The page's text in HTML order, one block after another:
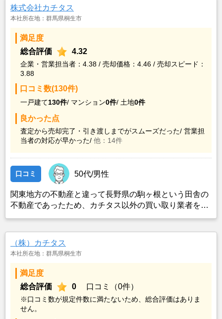
株式会社カチタス
本社所在地：群馬県桐生市
満足度
総合評価
4.32
企業・営業担当者：4.38 / 売却価格：4.46 / 売却スピード：
3.88
口コミ数(130件)
一戸建て130件/ マンション0件/ 土地0件
良かった点
査定から売却完了・引き渡しまでがスムーズだった/ 営業担
当者の対応が早かった/ 他：14件
口コミ 50代/男性
関東地方の不動産と違って長野県の駒ヶ根という田舎の
不動産であったため、カチタス以外の買い取り業者をみ
も空き家の状態で不動産を残しておけないと考えて売却
を決めた。
（株）カチタス
本社所在地：群馬県桐生市
満足度
総合評価
0 口コミ（0件）
※口コミ数が規定件数に満たないため、総合評価はありま
せん。